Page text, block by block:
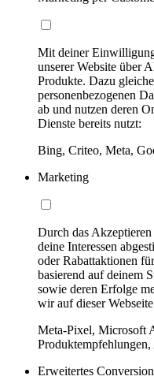
Mit deiner
unserer Website über
Produkte. Dazu
personenbezogenen
ab und nutzen deren
Dienste bereits nutzt:
Bing, Criteo, Meta,
Marketing
Durch das
deine Interessen
oder Rabattaktionen
basierend auf deinem
sowie deren Erfolge
wir auf dieser
Meta-Pixel, Microsoft
Erweitertes